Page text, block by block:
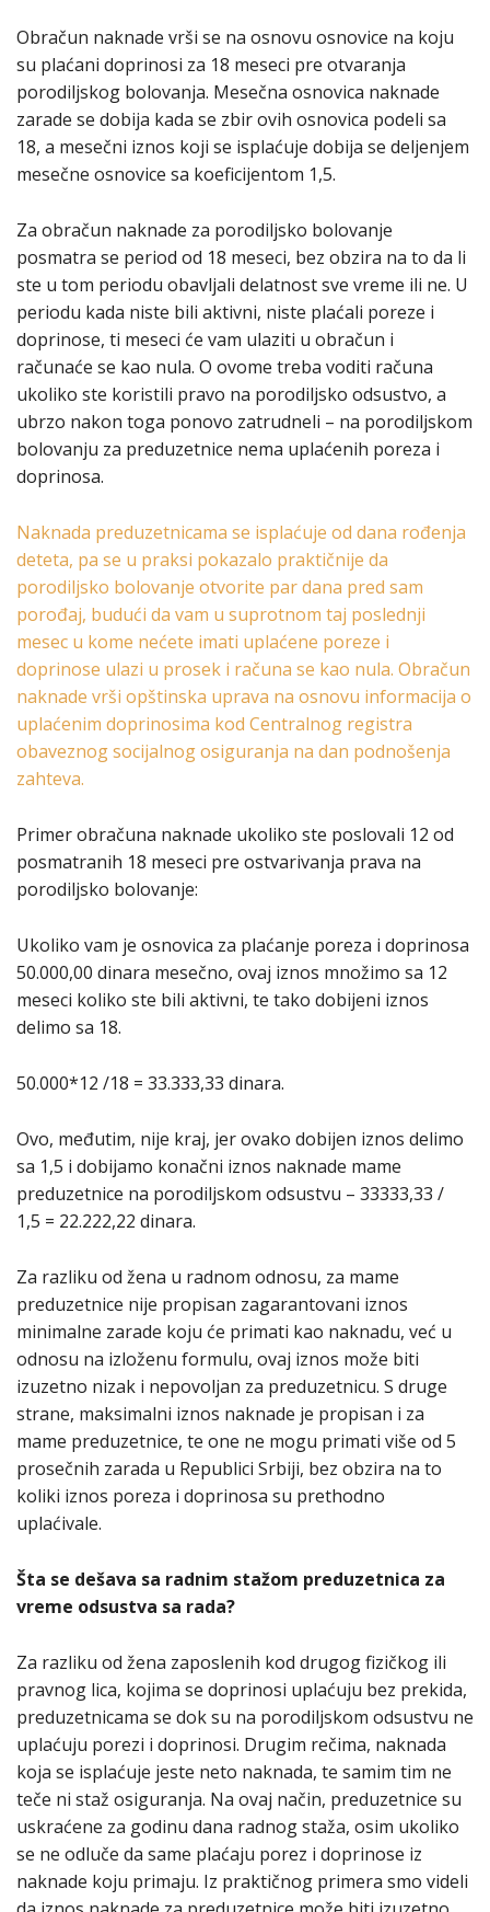
Obračun naknade vrši se na osnovu osnovice na koju
su plaćani doprinosi za 18 meseci pre otvaranja
porodiljskog bolovanja. Mesečna osnovica naknade
zarade se dobija kada se zbir ovih osnovica podeli sa
18, a mesečni iznos koji se isplaćuje dobija se deljenjem
mesečne osnovice sa koeficijentom 1,5.
Za obračun naknade za porodiljsko bolovanje
posmatra se period od 18 meseci, bez obzira na to da li
ste u tom periodu obavljali delatnost sve vreme ili ne. U
periodu kada niste bili aktivni, niste plaćali poreze i
doprinose, ti meseci će vam ulaziti u obračun i
računaće se kao nula. O ovome treba voditi računa
ukoliko ste koristili pravo na porodiljsko odsustvo, a
ubrzo nakon toga ponovo zatrudneli – na porodiljskom
bolovanju za preduzetnice nema uplaćenih poreza i
doprinosa.
Naknada preduzetnicama se isplaćuje od dana rođenja
deteta, pa se u praksi pokazalo praktičnije da
porodiljsko bolovanje otvorite par dana pred sam
porođaj, budući da vam u suprotnom taj poslednji
mesec u kome nećete imati uplaćene poreze i
doprinose ulazi u prosek i računa se kao nula. Obračun
naknade vrši opštinska uprava na osnovu informacija o
uplaćenim doprinosima kod Centralnog registra
obaveznog socijalnog osiguranja na dan podnošenja
zahteva.
Primer obračuna naknade ukoliko ste poslovali 12 od
posmatranih 18 meseci pre ostvarivanja prava na
porodiljsko bolovanje:
Ukoliko vam je osnovica za plaćanje poreza i doprinosa
50.000,00 dinara mesečno, ovaj iznos množimo sa 12
meseci koliko ste bili aktivni, te tako dobijeni iznos
delimo sa 18.
50.000*12 /18 = 33.333,33 dinara.
Ovo, međutim, nije kraj, jer ovako dobijen iznos delimo
sa 1,5 i dobijamo konačni iznos naknade mame
preduzetnice na porodiljskom odsustvu – 33333,33 /
1,5 = 22.222,22 dinara.
Za razliku od žena u radnom odnosu, za mame
preduzetnice nije propisan zagarantovani iznos
minimalne zarade koju će primati kao naknadu, već u
odnosu na izloženu formulu, ovaj iznos može biti
izuzetno nizak i nepovoljan za preduzetnicu. S druge
strane, maksimalni iznos naknade je propisan i za
mame preduzetnice, te one ne mogu primati više od 5
prosečnih zarada u Republici Srbiji, bez obzira na to
koliki iznos poreza i doprinosa su prethodno
uplaćivale.
Šta se dešava sa radnim stažom preduzetnica za
vreme odsustva sa rada?
Za razliku od žena zaposlenih kod drugog fizičkog ili
pravnog lica, kojima se doprinosi uplaćuju bez prekida,
preduzetnicama se dok su na porodiljskom odsustvu ne
uplaćuju porezi i doprinosi. Drugim rečima, naknada
koja se isplaćuje jeste neto naknada, te samim tim ne
teče ni staž osiguranja. Na ovaj način, preduzetnice su
uskraćene za godinu dana radnog staža, osim ukoliko
se ne odluče da same plaćaju porez i doprinose iz
naknade koju primaju. Iz praktičnog primera smo videli